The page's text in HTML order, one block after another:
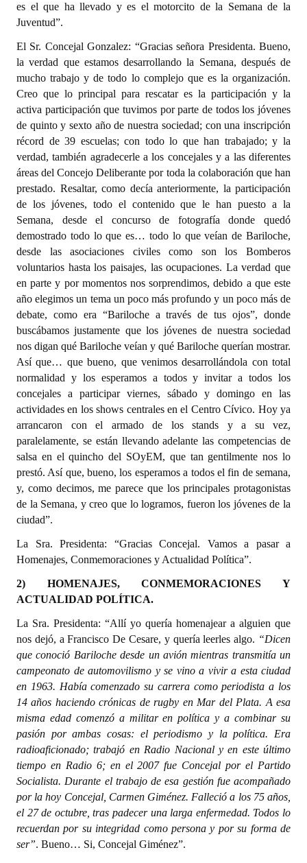
es el que ha llevado y es el motorcito de la Semana de la
Juventud”.
El Sr. Concejal Gonzalez: “Gracias señora Presidenta. Bueno,
la verdad que estamos desarrollando la Semana, después de
mucho trabajo y de todo lo complejo que es la organización.
Creo que lo principal para rescatar es la participación y la
activa participación que tuvimos por parte de todos los jóvenes
de quinto y sexto año de nuestra sociedad; con una inscripción
récord de 39 escuelas; con todo lo que han trabajado; y la
verdad, también agradecerle a los concejales y a las diferentes
áreas del Concejo Deliberante por toda la colaboración que han
prestado. Resaltar, como decía anteriormente, la participación
de los jóvenes, todo el contenido que le han puesto a la
Semana, desde el concurso de fotografía donde quedó
demostrado todo lo que es… todo lo que veían de Bariloche,
desde las asociaciones civiles como son los Bomberos
voluntarios hasta los paisajes, las ocupaciones. La verdad que
en parte y por momentos nos sorprendimos, debido a que este
año elegimos un tema un poco más profundo y un poco más de
debate, como era “Bariloche a través de tus ojos”, donde
buscábamos justamente que los jóvenes de nuestra sociedad
nos digan qué Bariloche veían y qué Bariloche querían mostrar.
Así que… que bueno, que venimos desarrollándola con total
normalidad y los esperamos a todos y invitar a todos los
concejales a participar viernes, sábado y domingo en las
actividades en los shows centrales en el Centro Cívico. Hoy ya
arrancaron con el armado de los stands y a su vez,
paralelamente, se están llevando adelante las competencias de
salsa en el quincho del SOyEM, que tan gentilmente nos lo
prestó. Así que, bueno, los esperamos a todos el fin de semana,
y, como decimos, me parece que los principales protagonistas
de la Semana, y creo que lo logramos, fueron los jóvenes de la
ciudad”.
La Sra. Presidenta: “Gracias Concejal. Vamos a pasar a
Homenajes, Conmemoraciones y Actualidad Política”.
2) HOMENAJES, CONMEMORACIONES Y
ACTUALIDAD POLÍTICA.
La Sra. Presidenta: “Allí yo quería homenajear a alguien que
nos dejó, a Francisco De Cesare, y quería leerles algo. “Dicen
que conoció Bariloche desde un avión mientras transmitía un
campeonato de automovilismo y se vino a vivir a esta ciudad
en 1963. Había comenzado su carrera como periodista a los
14 años haciendo crónicas de rugby en Mar del Plata. A esa
misma edad comenzó a militar en política y a combinar su
pasión por ambas cosas: el periodismo y la política. Era
radioaficionado; trabajó en Radio Nacional y en este último
tiempo en Radio 6; en el 2007 fue Concejal por el Partido
Socialista. Durante el trabajo de esa gestión fue acompañado
por la hoy Concejal, Carmen Giménez. Falleció a los 75 años,
el 27 de octubre, tras padecer una larga enfermedad. Todos lo
recuerdan por su integridad como persona y por su forma de
ser”. Bueno… Si, Concejal Giménez”.